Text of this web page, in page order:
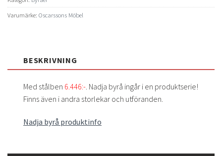
Varumärke: Oscarssons Möbel
BESKRIVNING
Med stålben 6.446:-. Nadja byrå ingår i en produktserie!
Finns även i andra storlekar och utföranden.
Nadja byrå produktinfo